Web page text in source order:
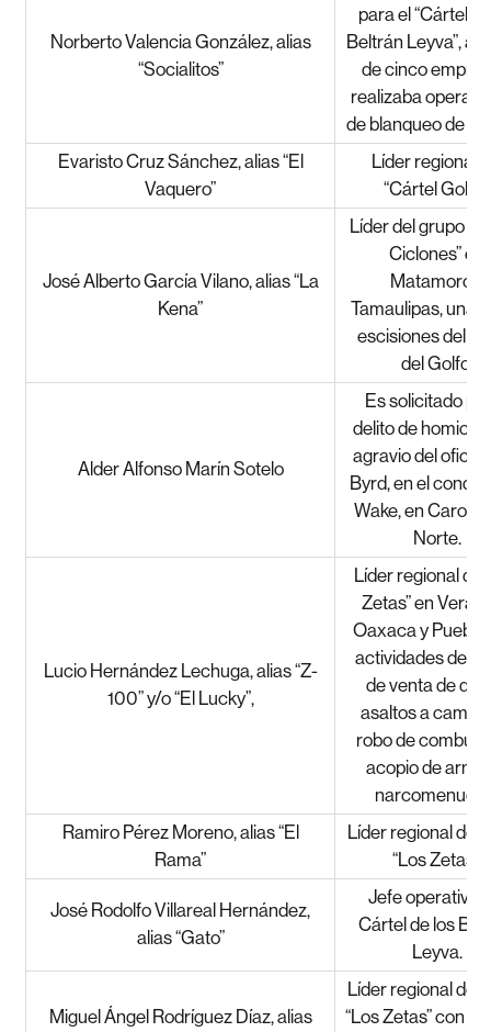
Norberto Valencia González, alias
“Socialitos”
para el “Cártel
Beltrán Leyva”, a
de cinco
realizaba
de blanqueo de
Evaristo Cruz Sánchez, alias “El
Vaquero”
Líder regional
“Cártel Golfo”.
José Alberto García Vilano, alias “La
Kena”
Líder del grupo de
Ciclones” en
Matamoros,
Tamaulipas, una
escisiones del
del Golfo.
Alder Alfonso Marín Sotelo
Es solicitado
delito de
agravio del oficial
Byrd, en el
Wake, en
Norte.
Lucio Hernández Lechuga, alias “Z-
100” y/o “El Lucky”,
Líder regional de
Zetas” en
Oaxaca y
actividades
de venta de
asaltos a
robo de
acopio de
Ramiro Pérez Moreno, alias “El
Rama”
Líder regional del
“Los Zetas”.
José Rodolfo Villareal Hernández,
alias “Gato”
Jefe operativo
Cártel de los
Leyva.
Miguel Ángel Rodríguez Díaz, alias
Líder regional del
“Los Zetas” con